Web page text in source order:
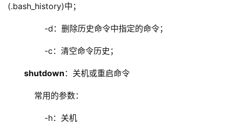
(.bash_history)中；
-d：删除历史命令中指定的命令；
-c：清空命令历史；
shutdown ：关机或重启命令
常用的参数：
-h：关机